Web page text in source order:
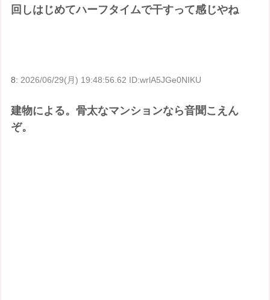
回しはじめてハーフタイムで干すって感じやね
8: 2026/06/29(月) 19:48:56.62 ID:wrlA5JGe0NIKU
建物による。骨太なマンションなら音聞こえん
ぞ。